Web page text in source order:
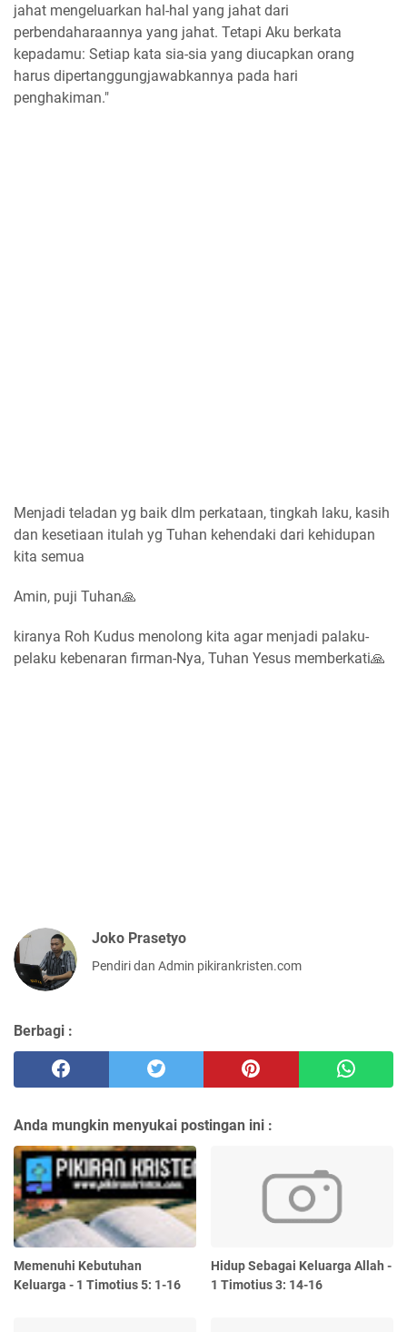
jahat mengeluarkan hal-hal yang jahat dari
perbendaharaannya yang jahat. Tetapi Aku berkata
kepadamu: Setiap kata sia-sia yang diucapkan orang
harus dipertanggungjawabkannya pada hari
penghakiman."
Menjadi teladan yg baik dlm perkataan, tingkah laku, kasih
dan kesetiaan itulah yg Tuhan kehendaki dari kehidupan
kita semua
Amin, puji Tuhan🙏
kiranya Roh Kudus menolong kita agar menjadi palaku-
pelaku kebenaran firman-Nya, Tuhan Yesus memberkati🙏
Joko Prasetyo
Pendiri dan Admin pikirankristen.com
Berbagi :
Anda mungkin menyukai postingan ini :
Memenuhi Kebutuhan
Keluarga - 1 Timotius 5: 1-16
Hidup Sebagai Keluarga Allah -
1 Timotius 3: 14-16